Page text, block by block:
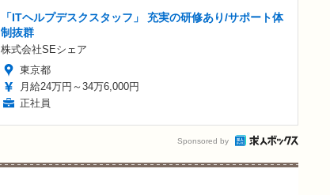
「ITヘルプデスクスタッフ」 充実の研修あり/サポート体
制抜群
株式会社SEシェア
東京都
月給24万円～34万6,000円
正社員
Sponsored by